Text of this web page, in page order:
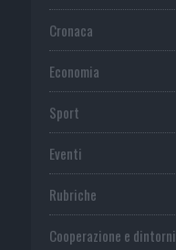
Cronaca
Economia
Sport
Eventi
Rubriche
Cooperazione e dintorni